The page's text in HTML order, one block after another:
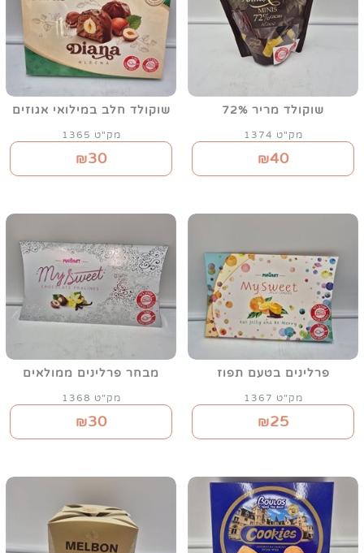
שוקולד מריר 72%
מק"ט 1374
₪40
שוקולד חלב במילואי אגוזים
מק"ט 1365
₪30
פרלינים בטעם תפוז
מק"ט 1367
₪25
מבחר פרלינים ממולאים
מק"ט 1368
₪30